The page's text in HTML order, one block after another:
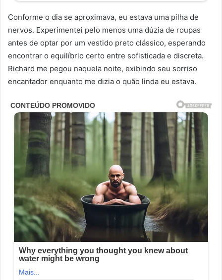
Conforme o dia se aproximava, eu estava uma pilha de
nervos. Experimentei pelo menos uma dúzia de roupas
antes de optar por um vestido preto clássico, esperando
encontrar o equilíbrio certo entre sofisticada e discreta.
Richard me pegou naquela noite, exibindo seu sorriso
encantador enquanto me dizia o quão linda eu estava.